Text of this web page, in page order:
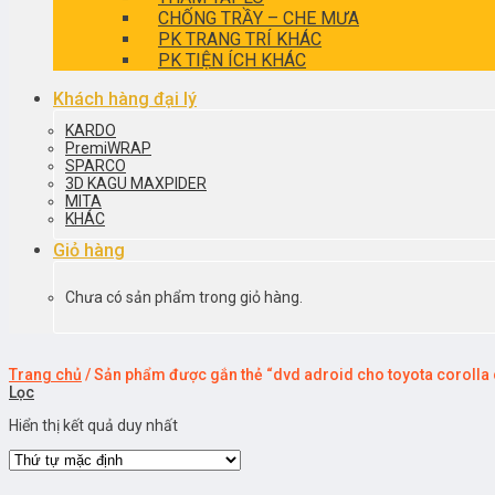
CHỐNG TRẦY – CHE MƯA
PK TRANG TRÍ KHÁC
PK TIỆN ÍCH KHÁC
Khách hàng đại lý
KARDO
PremiWRAP
SPARCO
3D KAGU MAXPIDER
MITA
KHÁC
Giỏ hàng
Chưa có sản phẩm trong giỏ hàng.
Trang chủ /Sản phẩm được gắn thẻ “dvd adroid cho toyota corolla
Lọc
Hiển thị kết quả duy nhất